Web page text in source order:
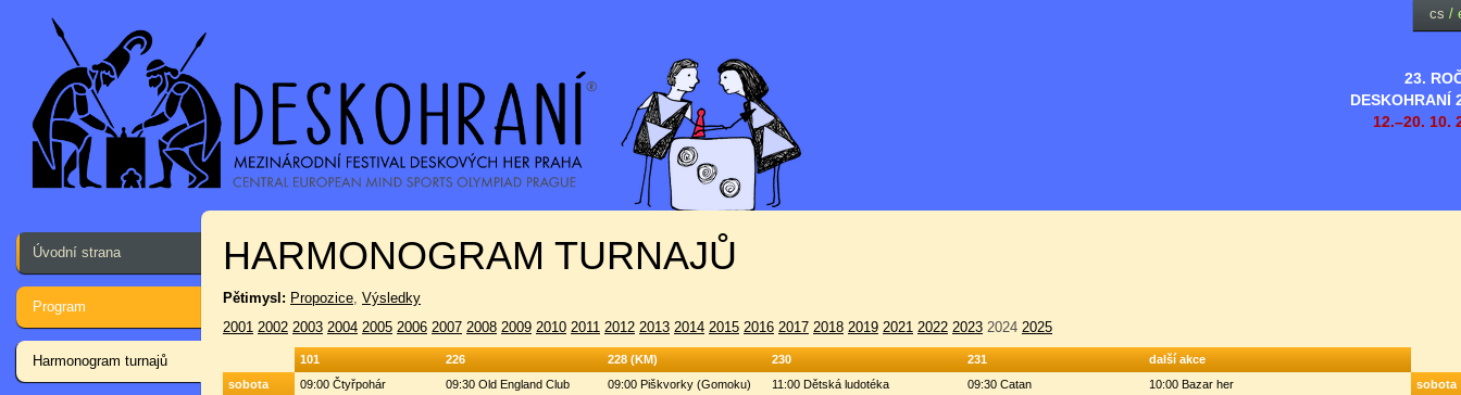
23.
DESKOHRANÍ
12.–20. 10.
cs /
Úvodní strana
Program
Harmonogram turnajů
HARMONOGRAM TURNAJŮ
Pětimysl: Propozice, Výsledky
2001 2002 2003 2004 2005 2006 2007 2008 2009 2010 2011 2012 2013 2014 2015 2016 2017 2018 2019 2021 2022 2023 2024 2025
101 226 228 (KM) 230 231
další akce
sobota
09:00 Čtyřpohár 09:30 Old England Club 09:00 Piškvorky (Gomoku) 11:00 Dětská ludotéka
09:30 Catan
10:00 Bazar her
sobota